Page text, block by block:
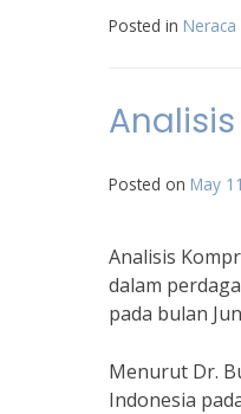
Posted in
Posted on May
Analisis
dalam
pada bulan
Menurut Dr.
Indonesia